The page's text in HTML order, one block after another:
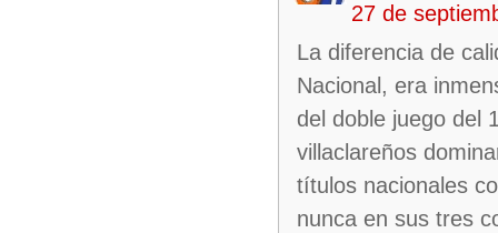
27 de
La diferencia de
Nacional, era
del doble juego del
villaclareños
títulos nacionales
nunca en sus tres